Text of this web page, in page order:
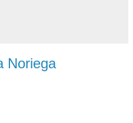
Noriega